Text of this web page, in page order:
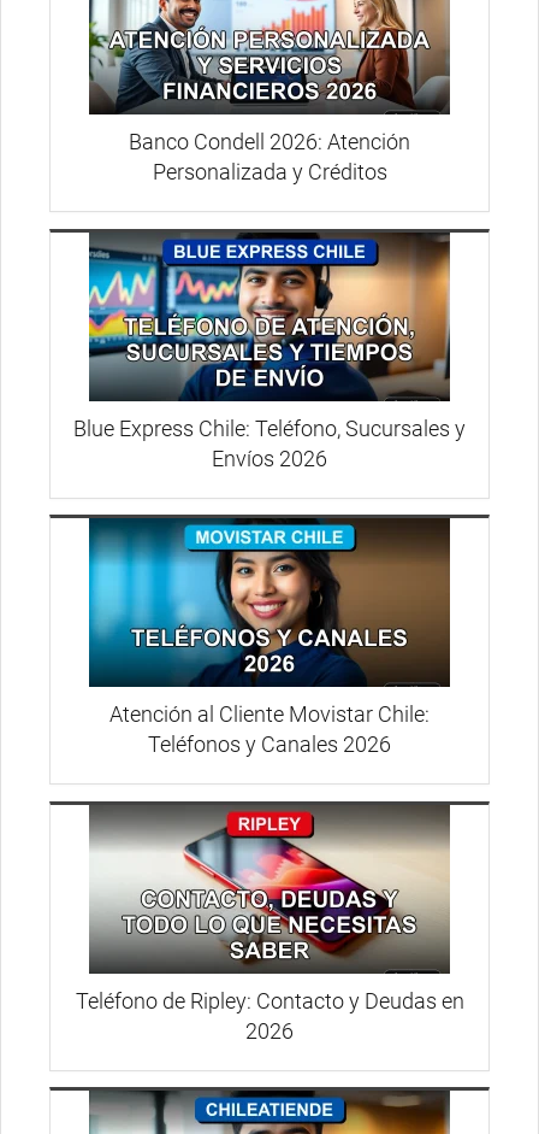
Banco Condell 2026: Atención
Personalizada y Créditos
Blue Express Chile: Teléfono, Sucursales y
Envíos 2026
Atención al Cliente Movistar Chile:
Teléfonos y Canales 2026
Teléfono de Ripley: Contacto y Deudas en
2026